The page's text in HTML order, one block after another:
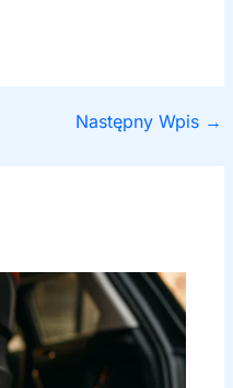
Następny Wpis →